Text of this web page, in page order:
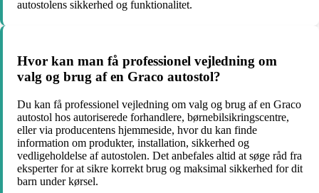
autostolens sikkerhed og funktionalitet.
Hvor kan man få professionel vejledning om
valg og brug af en Graco autostol?
Du kan få professionel vejledning om valg og brug af en Graco
autostol hos autoriserede forhandlere, børnebilsikringscentre,
eller via producentens hjemmeside, hvor du kan finde
information om produkter, installation, sikkerhed og
vedligeholdelse af autostolen. Det anbefales altid at søge råd fra
eksperter for at sikre korrekt brug og maksimal sikkerhed for dit
barn under kørsel.